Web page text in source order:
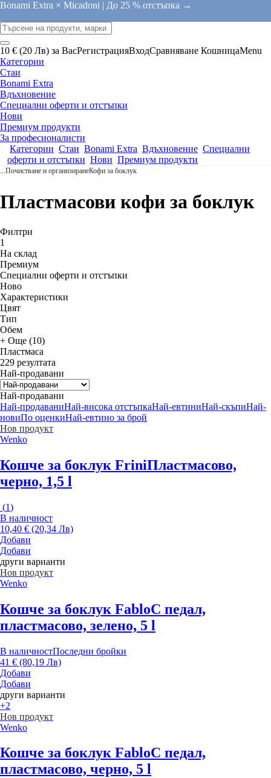
Bonami Extra × Micadoni | До 25 % отстъпка →
10 € (20 Лв) за ВасРегистрацияВходСравняване КошницаMenu
Категории
Стаи
Bonami Extra
Вдъхновение
Специални оферти и отстъпки
Нови
Премиум продукти
За професионалисти
Категории Стаи Bonami Extra Вдъхновение Специални
оферти и отстъпки Нови Премиум продукти
...Почистване и организиранеКофи за боклук
Пластмасови кофи за боклук
Филтри
1
На склад
Премиум
Специални оферти и отстъпки
Новo
Характеристики
Цвят
Тип
Обем
+ Още (10)
Пластмаса
229 резултата
Най-продавани
Най-продавани
Най-продаваниНай-висока отстъпкаНай-евтиниНай-скъпиНай-
новиПо оценкиНай-евтино за брой
Нов продукт
Wenko
Кошче за боклук FriniПластмасово,
черно, 1,5 l
(1)
В наличност
10,40 € (20,34 Лв)
Добави
Добави
други варианти
Нов продукт
Wenko
Кошче за боклук FabloС педал,
пластмасово, зелено, 5 l
В наличностПоследни бройки
41 € (80,19 Лв)
Добави
Добави
други варианти
+2
Нов продукт
Wenko
Кошче за боклук FabloС педал,
пластмасово, черно, 5 l